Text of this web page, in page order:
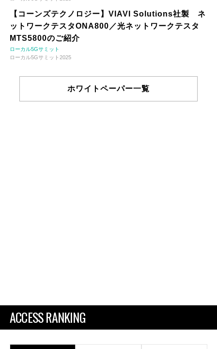
【コーンズテクノロジー】VIAVI Solutions社製 ネ
ットワークテスタONA800／光ネットワークテスタ
MTS5800のご紹介
ローカル5Gサミット
ローカル5Gサミット2025
ホワイトペーパー一覧
ACCESS RANKING